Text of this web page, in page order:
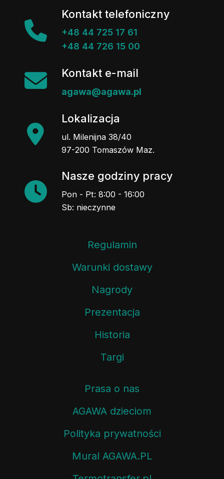
Kontakt telefoniczny
+48 44 725 17 61
+48 44 726 15 00
Kontakt e-mail
agawa@agawa.pl
Lokalizacja
ul. Milenijna 38/40
97-200 Tomaszów Maz.
Nasze godziny pracy
Pon - Pt: 8:00 - 16:00
Sb: nieczynne
Regulamin
Warunki dostawy
Nagrody
Prezentacja
Historia
Targi
Prasa o nas
AGAWA dzieciom
Polityka prywatności
Mural AGAWA.PL